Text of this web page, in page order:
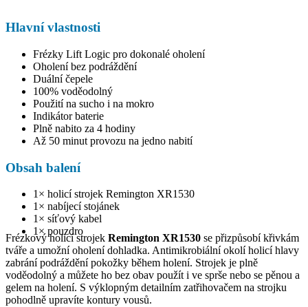
Hlavní vlastnosti
Frézky Lift Logic pro dokonalé oholení
Oholení bez podráždění
Duální čepele
100% voděodolný
Použití na sucho i na mokro
Indikátor baterie
Plně nabito za 4 hodiny
Až 50 minut provozu na jedno nabití
Obsah balení
1× holicí strojek Remington XR1530
1× nabíjecí stojánek
1× síťový kabel
1× pouzdro
Frézkový holicí strojek Remington XR1530 se přizpůsobí křivkám
tváře a umožní oholení dohladka. Antimikrobiální okolí holicí hlavy
zabrání podráždění pokožky během holení. Strojek je plně
voděodolný a můžete ho bez obav použít i ve sprše nebo se pěnou a
gelem na holení. S výklopným detailním zatřihovačem na strojku
pohodlně upravíte kontury vousů.